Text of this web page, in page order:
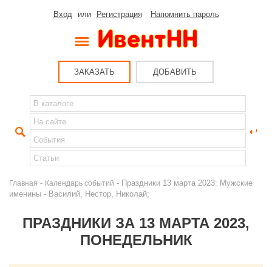
Вход или Регистрация Напомнить пароль
ЗАКАЗАТЬ ДОБАВИТЬ
Главная - Календарь событий - Праздники 13 марта 2023: Мужские
именины - Василий, Нестор, Николай;
ПРАЗДНИКИ ЗА 13 МАРТА 2023,
ПОНЕДЕЛЬНИК